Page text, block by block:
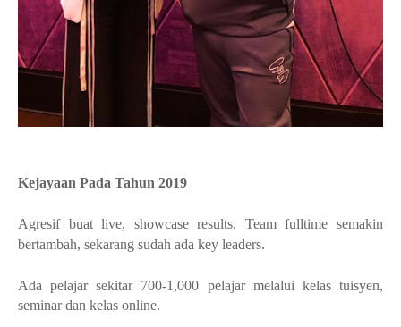
Kejayaan Pada Tahun 2019
Agresif buat live, showcase results. Team fulltime semakin
bertambah, sekarang sudah ada key leaders.
Ada pelajar sekitar 700-1,000 pelajar melalui kelas tuisyen,
seminar dan kelas online.